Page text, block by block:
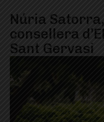
Núria
consellera
Sant Gervasi